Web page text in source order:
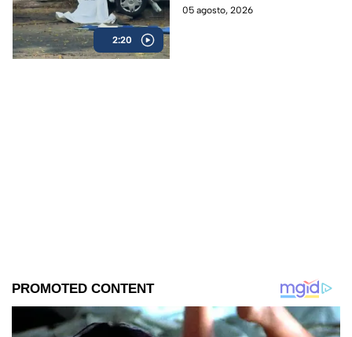
2:20
que movilizó a las autoridades.
05 agosto, 2026